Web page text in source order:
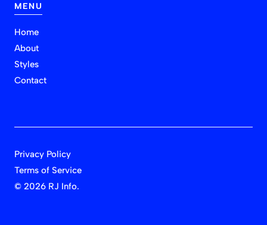
MENU
Home
About
Styles
Contact
© 2026 RJ Info.
Privacy Policy
Terms of Service